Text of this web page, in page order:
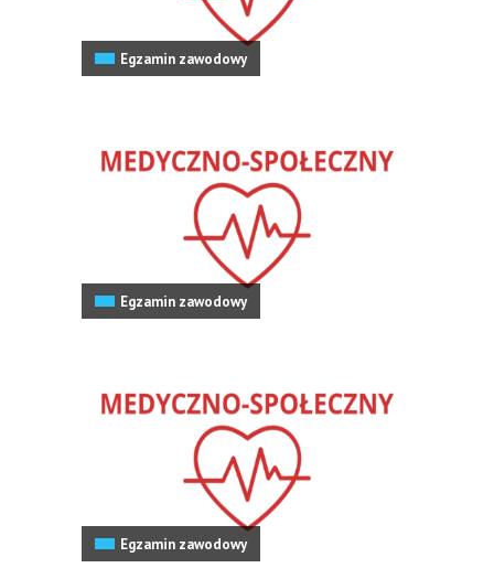
Egzamin zawodowy
Egzamin zawodowy
Egzamin zawodowy